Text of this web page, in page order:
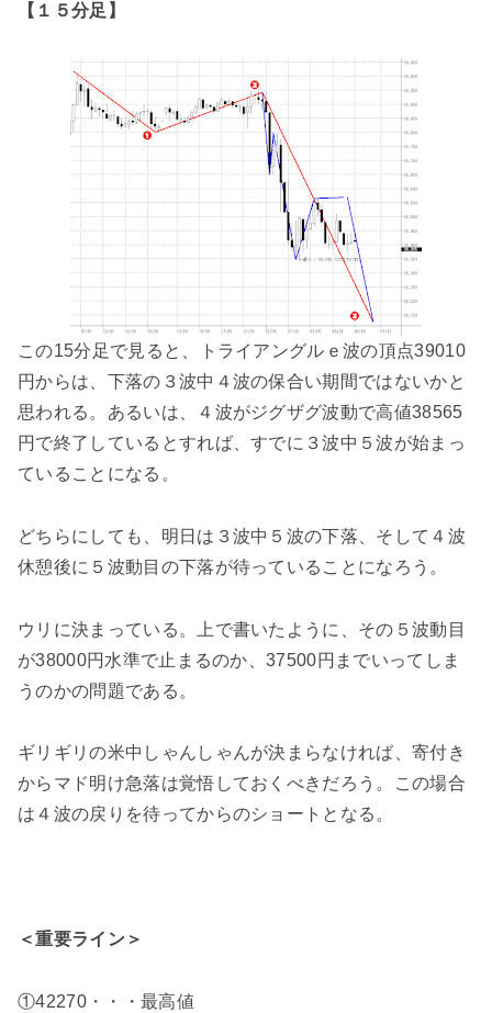
【１５分足】
この15分足で見ると、トライアングルｅ波の頂点39010
円からは、下落の３波中４波の保合い期間ではないかと
思われる。あるいは、４波がジグザグ波動で高値38565
円で終了しているとすれば、すでに３波中５波が始まっ
ていることになる。
どちらにしても、明日は３波中５波の下落、そして４波
休憩後に５波動目の下落が待っていることになろう。
ウリに決まっている。上で書いたように、その５波動目
が38000円水準で止まるのか、37500円までいってしま
うのかの問題である。
ギリギリの米中しゃんしゃんが決まらなければ、寄付き
からマド明け急落は覚悟しておくべきだろう。この場合
は４波の戻りを待ってからのショートとなる。
＜重要ライン＞
①42270・・・最高値